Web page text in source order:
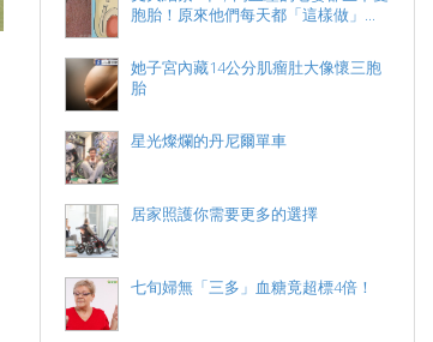
胞胎！原來他們每天都「這樣做」...
她子宮內藏14公分肌瘤肚大像懷三胞
胎
星光燦爛的丹尼爾單車
居家照護你需要更多的選擇
七旬婦無「三多」血糖竟超標4倍！